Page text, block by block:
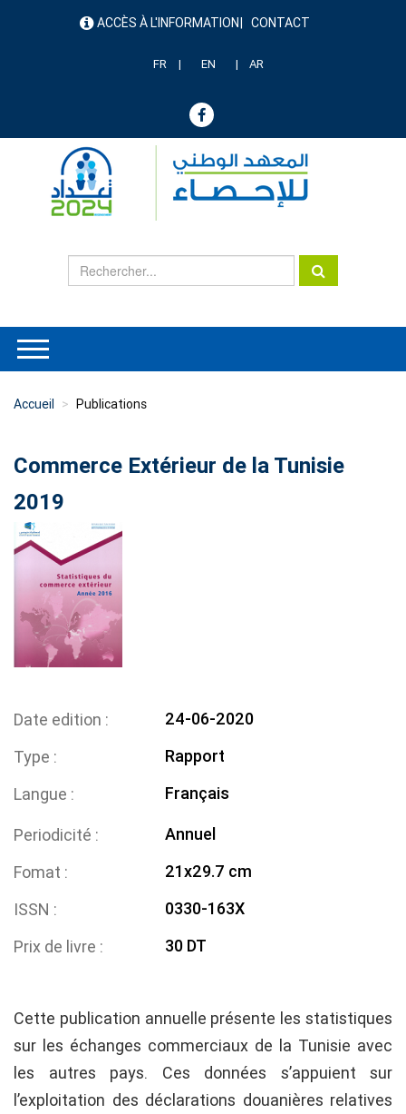
menu ACCÈS À L'INFORMATION CONTACT
FR EN AR
Accueil Publications
Commerce Extérieur de la Tunisie
2019
Date edition
24-06-2020
Type
Rapport
Langue
Français
Periodicité
Annuel
Fomat
21x29.7 cm
ISSN
0330-163X
Prix de livre
30 DT
Cette publication annuelle présente les statistiques
sur les échanges commerciaux de la Tunisie avec
les autres pays. Ces données s’appuient sur
l’exploitation des déclarations douanières relatives